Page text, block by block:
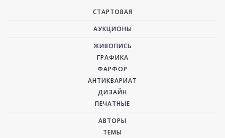
СТАРТОВАЯ
АУКЦИОНЫ
ЖИВОПИСЬ
ГРАФИКА
ФАРФОР
АНТИКВАРИАТ
ДИЗАЙН
ПЕЧАТНЫЕ
АВТОРЫ
ТЕМЫ